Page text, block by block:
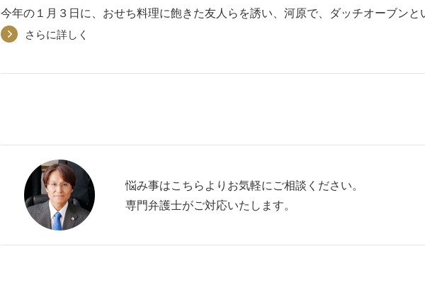
今年の１月３日に、おせち料理に飽きた友人らを誘い、河原で、ダッチオーブン
さらに詳しく
悩み事はこちらよりお気軽にご相談ください。
専門弁護士がご対応いたします。